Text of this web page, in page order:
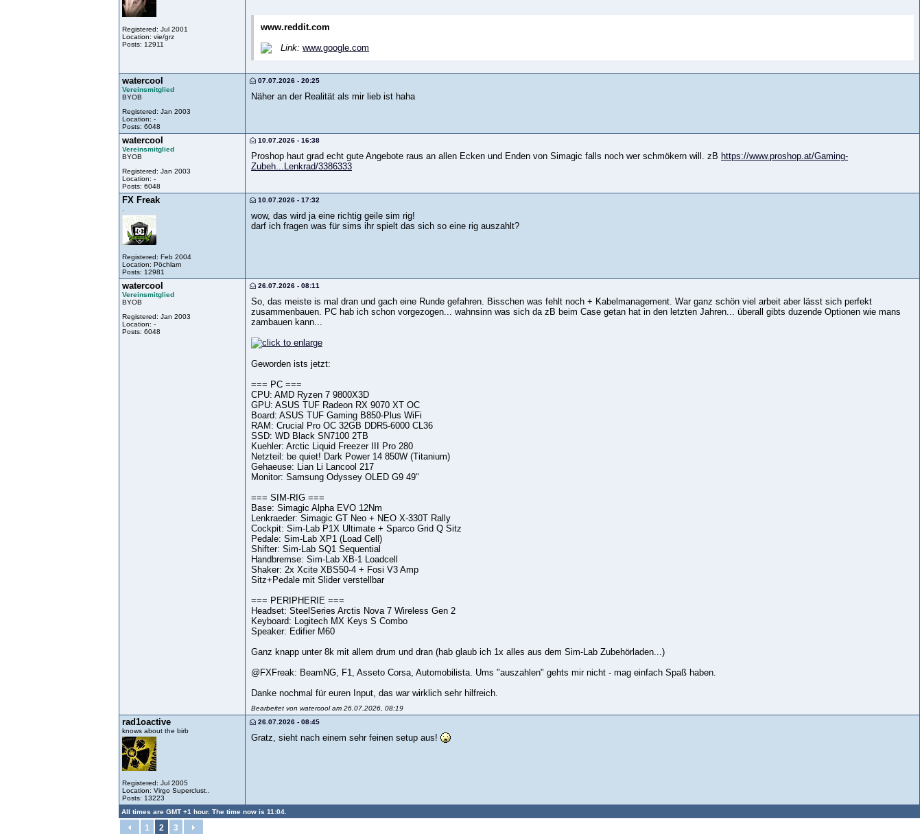
Registered: Jul 2001
Location: vie/grz
Posts: 12911
www.reddit.com
Link: www.google.com
watercool
Vereinsmitglied
BYOB
Registered: Jan 2003
Location: -
Posts: 6048
07.07.2026 - 20:25
Näher an der Realität als mir lieb ist haha
watercool
Vereinsmitglied
BYOB
Registered: Jan 2003
Location: -
Posts: 6048
10.07.2026 - 16:38
Proshop haut grad echt gute Angebote raus an allen Ecken und Enden von Simagic falls noch wer schmökern will. zB https://www.proshop.at/Gaming-
Zubeh...Lenkrad/3386333
FX Freak
Registered: Feb 2004
Location: Pöchlarn
Posts: 12981
10.07.2026 - 17:32
wow, das wird ja eine richtig geile sim rig!
darf ich fragen was für sims ihr spielt das sich so eine rig auszahlt?
watercool
Vereinsmitglied
BYOB
Registered: Jan 2003
Location: -
Posts: 6048
26.07.2026 - 08:11
So, das meiste is mal dran und gach eine Runde gefahren. Bisschen was fehlt noch + Kabelmanagement. War ganz schön viel arbeit aber lässt sich perfekt
zusammenbauen. PC hab ich schon vorgezogen... wahnsinn was sich da zB beim Case getan hat in den letzten Jahren... überall gibts duzende Optionen wie mans
zambauen kann...
Geworden ists jetzt:
=== PC ===
CPU: AMD Ryzen 7 9800X3D
GPU: ASUS TUF Radeon RX 9070 XT OC
Board: ASUS TUF Gaming B850-Plus WiFi
RAM: Crucial Pro OC 32GB DDR5-6000 CL36
SSD: WD Black SN7100 2TB
Kuehler: Arctic Liquid Freezer III Pro 280
Netzteil: be quiet! Dark Power 14 850W (Titanium)
Gehaeuse: Lian Li Lancool 217
Monitor: Samsung Odyssey OLED G9 49"
=== SIM-RIG ===
Base: Simagic Alpha EVO 12Nm
Lenkraeder: Simagic GT Neo + NEO X-330T Rally
Cockpit: Sim-Lab P1X Ultimate + Sparco Grid Q Sitz
Pedale: Sim-Lab XP1 (Load Cell)
Shifter: Sim-Lab SQ1 Sequential
Handbremse: Sim-Lab XB-1 Loadcell
Shaker: 2x Xcite XBS50-4 + Fosi V3 Amp
Sitz+Pedale mit Slider verstellbar
=== PERIPHERIE ===
Headset: SteelSeries Arctis Nova 7 Wireless Gen 2
Keyboard: Logitech MX Keys S Combo
Speaker: Edifier M60
Ganz knapp unter 8k mit allem drum und dran (hab glaub ich 1x alles aus dem Sim-Lab Zubehörladen...)
@FXFreak: BeamNG, F1, Asseto Corsa, Automobilista. Ums "auszahlen" gehts mir nicht - mag einfach Spaß haben.
Danke nochmal für euren Input, das war wirklich sehr hilfreich.
Bearbeitet von watercool am 26.07.2026, 08:19
rad1oactive
knows about the birb
Registered: Jul 2005
Location: Virgo Superclust..
Posts: 13223
26.07.2026 - 08:45
Gratz, sieht nach einem sehr feinen setup aus!
All times are GMT +1 hour. The time now is 11:04.
1 2 3